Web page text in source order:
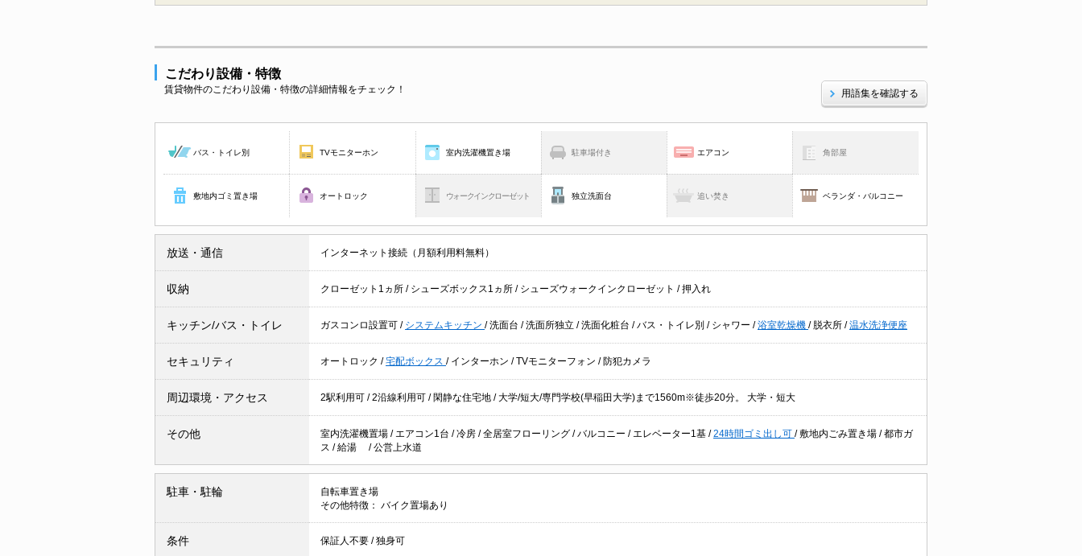
こだわり設備・特徴
賃貸物件のこだわり設備・特徴の詳細情報をチェック！ 用語集を確認する
バス・トイレ別 TVモニターホン 室内洗濯機置き場 駐車場付き エアコン 角部屋
敷地内ゴミ置き場 オートロック ウォークインクローゼット 独立洗面台 追い焚き ベランダ・バルコニー
放送・通信 インターネット接続（月額利用料無料）
収納 クローゼット1ヵ所 / シューズボックス1ヵ所 / シューズウォークインクローゼット /押入れ
キッチン/バス・トイレ ガスコンロ設置可 / システムキッチン /洗面台 /洗面所独立 /洗面化粧台 /バス・トイレ別 / シャワー /浴室乾燥機 / 脱衣所 /温水洗浄便座
セキュリティ オートロック /宅配ボックス / インターホン /TVモニターフォン / 防犯カメラ
周辺環境・アクセス 2駅利用可 /2沿線利用可 / 閑静な住宅地 / 大学/短大/専門学校(早稲田大学)まで1560m※徒歩20分。 大学・短大
その他 室内洗濯機置場 / エアコン1台 /冷房 /全居室フローリング /バルコニー / エレベーター1基 /24時間ゴミ出し可 /敷地内ごみ置き場 /都市ガ
ス /給湯 /公営上水道
駐車・駐輪
自転車置き場
その他特徴： バイク置場あり
条件 保証人不要 /独身可